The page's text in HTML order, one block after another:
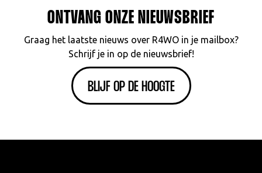
ONTVANG ONZE NIEUWSBRIEF
Graag het laatste nieuws over R4WO in je mailbox?
Schrijf je in op de nieuwsbrief!
BLIJF OP DE HOOGTE